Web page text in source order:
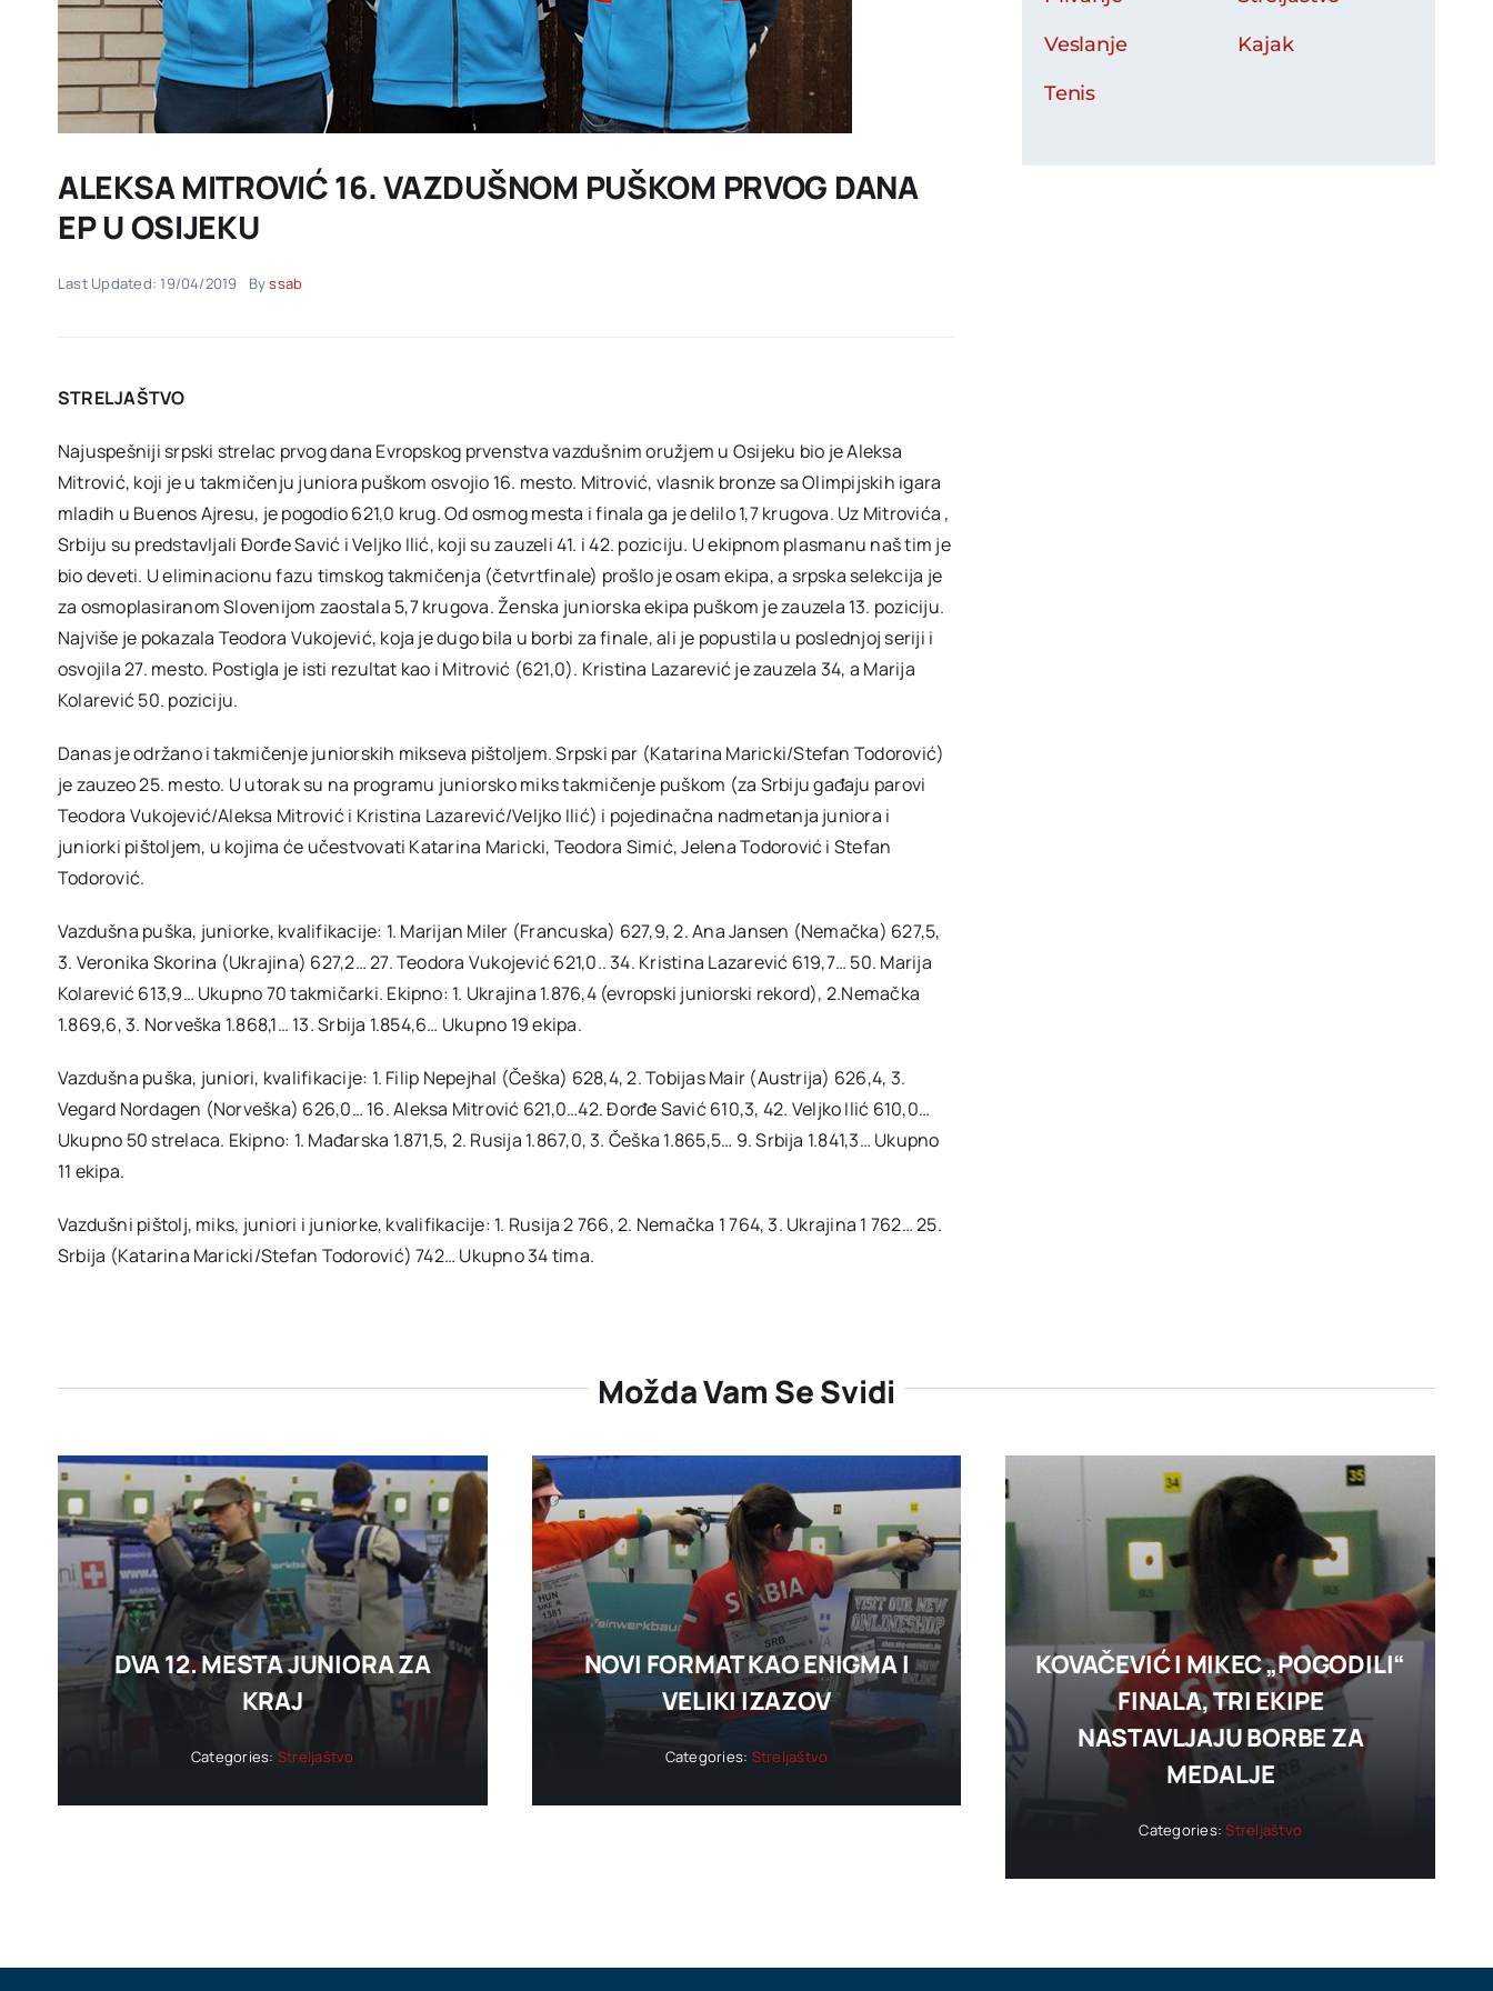
ALEKSA MITROVIĆ 16. VAZDUŠNOM PUŠKOM PRVOG DANA
EP U OSIJEKU
Last Updated: 19/04/2019 Byssab
STRELJAŠTVO
Najuspešniji srpski strelac prvog dana Evropskog prvenstva vazdušnim oružjem u Osijeku bio je Aleksa
Mitrović, koji je u takmičenju juniora puškom osvojio 16. mesto. Mitrović, vlasnik bronze sa Olimpijskih igara
mladih u Buenos Ajresu, je pogodio 621,0 krug. Od osmog mesta i finala ga je delilo 1,7 krugova. Uz Mitrovića ,
Srbiju su predstavljali Đorđe Savić i Veljko Ilić, koji su zauzeli 41. i 42. poziciju. U ekipnom plasmanu naš tim je
bio deveti. U eliminacionu fazu timskog takmičenja (četvrtfinale) prošlo je osam ekipa, a srpska selekcija je
za osmoplasiranom Slovenijom zaostala 5,7 krugova. Ženska juniorska ekipa puškom je zauzela 13. poziciju.
Najviše je pokazala Teodora Vukojević, koja je dugo bila u borbi za finale, ali je popustila u poslednjoj seriji i
osvojila 27. mesto. Postigla je isti rezultat kao i Mitrović (621,0). Kristina Lazarević je zauzela 34, a Marija
Kolarević 50. poziciju.
Danas je održano i takmičenje juniorskih mikseva pištoljem. Srpski par (Katarina Maricki/Stefan Todorović)
je zauzeo 25. mesto. U utorak su na programu juniorsko miks takmičenje puškom (za Srbiju gađaju parovi
Teodora Vukojević/Aleksa Mitrović i Kristina Lazarević/Veljko Ilić) i pojedinačna nadmetanja juniora i
juniorki pištoljem, u kojima će učestvovati Katarina Maricki, Teodora Simić, Jelena Todorović i Stefan
Todorović.
Vazdušna puška, juniorke, kvalifikacije: 1. Marijan Miler (Francuska) 627,9, 2. Ana Jansen (Nemačka) 627,5,
3. Veronika Skorina (Ukrajina) 627,2… 27. Teodora Vukojević 621,0.. 34. Kristina Lazarević 619,7… 50. Marija
Kolarević 613,9… Ukupno 70 takmičarki. Ekipno: 1. Ukrajina 1.876,4 (evropski juniorski rekord), 2.Nemačka
1.869,6, 3. Norveška 1.868,1… 13. Srbija 1.854,6… Ukupno 19 ekipa.
Vazdušna puška, juniori, kvalifikacije: 1. Filip Nepejhal (Češka) 628,4, 2. Tobijas Mair (Austrija) 626,4, 3.
Vegard Nordagen (Norveška) 626,0… 16. Aleksa Mitrović 621,0…42. Đorđe Savić 610,3, 42. Veljko Ilić 610,0…
Ukupno 50 strelaca. Ekipno: 1. Mađarska 1.871,5, 2. Rusija 1.867,0, 3. Češka 1.865,5… 9. Srbija 1.841,3… Ukupno
11 ekipa.
Vazdušni pištolj, miks, juniori i juniorke, kvalifikacije: 1. Rusija 2 766, 2. Nemačka 1 764, 3. Ukrajina 1 762… 25.
Srbija (Katarina Maricki/Stefan Todorović) 742… Ukupno 34 tima.
Veslanje
Kajak
Tenis
Možda Vam Se Svidi
DVA 12. MESTA JUNIORA ZA
KRAJ
Categories: Streljaštvo
NOVI FORMAT KAO ENIGMA I
VELIKI IZAZOV
Categories: Streljaštvo
KOVAČEVIĆ I MIKEC „POGODILI“
FINALA, TRI EKIPE
NASTAVLJAJU BORBE ZA
MEDALJE
Categories:Streljaštvo